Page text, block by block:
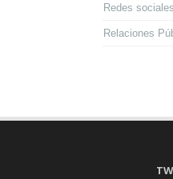
Redes sociales
Relaciones